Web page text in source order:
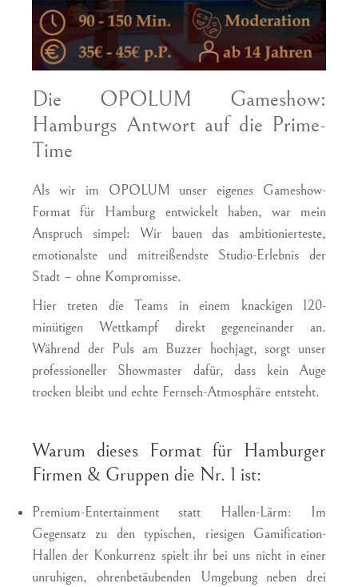
Die OPOLUM Gameshow:
Hamburgs Antwort auf die Prime-
Time
Als wir im OPOLUM unser eigenes Gameshow-
Format für Hamburg entwickelt haben, war mein
Anspruch simpel: Wir bauen das ambitionierteste,
emotionalste und mitreißendste Studio-Erlebnis der
Stadt – ohne Kompromisse.
Hier treten die Teams in einem knackigen 120-
minütigen Wettkampf direkt gegeneinander an.
Während der Puls am Buzzer hochjagt, sorgt unser
professioneller Showmaster dafür, dass kein Auge
trocken bleibt und echte Fernseh-Atmosphäre entsteht.
Warum dieses Format für Hamburger
Firmen & Gruppen die Nr. 1 ist:
Premium-Entertainment statt Hallen-Lärm: Im
Gegensatz zu den typischen, riesigen Gamification-
Hallen der Konkurrenz spielt ihr bei uns nicht in einer
unruhigen, ohrenbetäubenden Umgebung neben drei